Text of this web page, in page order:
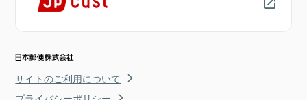
サイトのご利用について